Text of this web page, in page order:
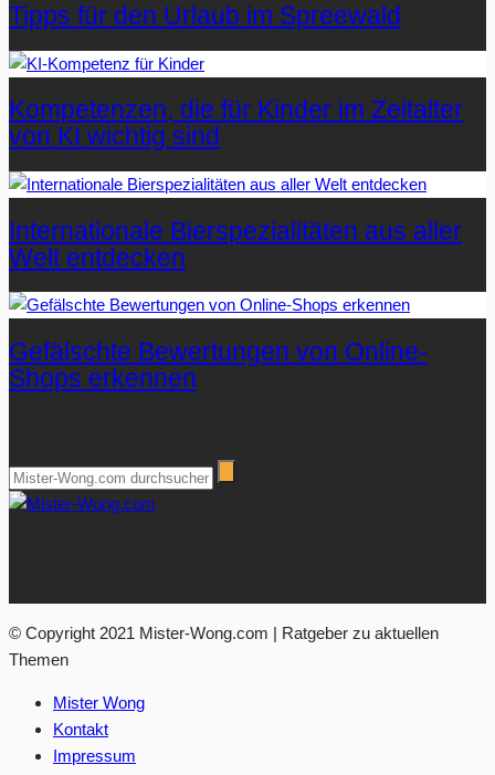
Tipps für den Urlaub im Spreewald
Kompetenzen, die für Kinder im Zeitalter
von KI wichtig sind
Internationale Bierspezialitäten aus aller
Welt entdecken
Gefälschte Bewertungen von Online-
Shops erkennen
© Copyright 2021 Mister-Wong.com | Ratgeber zu aktuellen
Themen
Mister Wong
Kontakt
Impressum